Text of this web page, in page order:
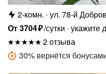
2-комн. ул. 78-й
От3704₽/сутки укажите
2 отзыва
30% вернётся